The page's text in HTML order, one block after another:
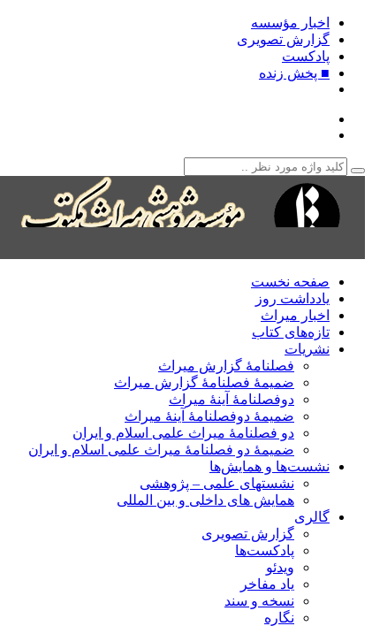
اخبار مؤسسه
گزارش تصویری
پادکست‌
■ پخش زنده
صفحه نخست
یادداشت روز
اخبار میراث
تازه‌های کتاب
نشریات
فصلنامۀ گزارش میراث
ضمیمۀ فصلنامۀ گزارش میراث
دوفصلنامۀ آینۀ میراث
ضمیمۀ دوفصلنامۀ آینۀ میراث
دو فصلنامۀ میراث علمی اسلام و ایران
ضمیمۀ دو فصلنامۀ میراث علمی اسلام و ایران
نشست‌ها و همایش‌ها
نشستهای علمی – پژوهشی
همایش های داخلی و بین المللی
گالری
گزارش تصویری
پادکست‌ها
ویدئو
یاد مفاخر
نسخه و سند
نگاره